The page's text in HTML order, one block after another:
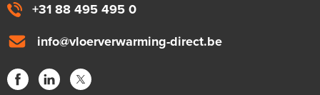
+31 88 495 495 0
info@vloerverwarming-direct.be